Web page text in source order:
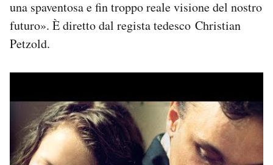
una spaventosa e fin troppo reale visione del nostro
futuro». È diretto dal regista tedesco Christian
Petzold.